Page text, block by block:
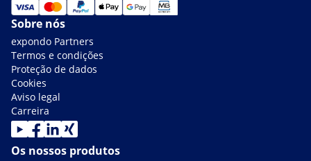
Sobre nós
expondo Partners
Termos e condições
Proteção de dados
Cookies
Aviso legal
Carreira
Os nossos produtos